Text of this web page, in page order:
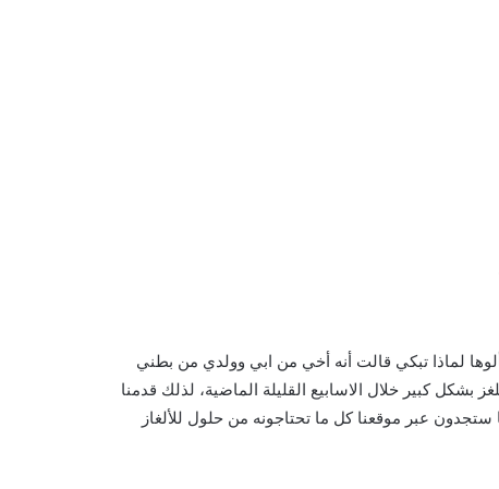
لماذا تبكي قالت أنه أخي من ابي وولدي من بطني
كبير خلال الاسابيع القليلة الماضية، لذلك قدمنا
ستجدون عبر موقعنا كل ما تحتاجونه من حلول للألغاز